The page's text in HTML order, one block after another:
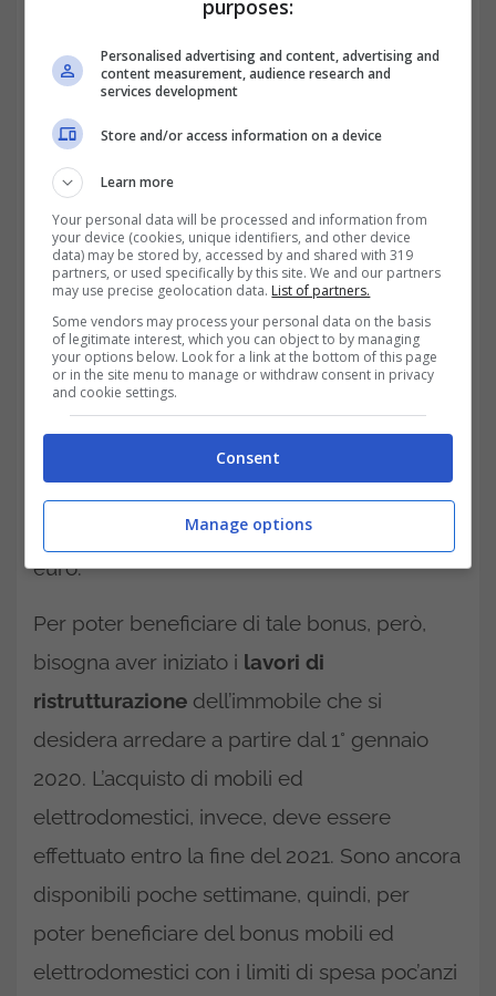
Grazie alla Legge di Bilancio 2021 è
possibile beneficiare, fino al 31 dicembre
2021, delbonus mobili ed
elettrodomestici. Un’agevolazione che
permette quindi a molti di poter risparmiare
un bel po’ di soldi, soprattutto considerando
che, a differenza del 2020, per l’anno in
corso è stata aumentata la spesa massima
detraibile. Quest’ultima, infatti, è passata dal
limite di 10 mila euro del 2020 a 16 mila
euro.
Per poter beneficiare di tale bonus, però,
bisogna aver iniziato i lavori di
ristrutturazione dell’immobile che si
desidera arredare a partire dal 1° gennaio
2020. L’acquisto di mobili ed
elettrodomestici, invece, deve essere
effettuato entro la fine del 2021. Sono ancora
disponibili poche settimane, quindi, per
poter beneficiare del bonus mobili ed
elettrodomestici con i limiti di spesa poc’anzi
purposes:
Personalised advertising and content, advertising and
content measurement, audience research and
services development
Store and/or access information on a device
Learn more
Your personal data will be processed and information from
your device (cookies, unique identifiers, and other device
data) may be stored by, accessed by and shared with 319
partners, or used specifically by this site. We and our partners
may use precise geolocation data. List of partners.
Some vendors may process your personal data on the basis
of legitimate interest, which you can object to by managing
your options below. Look for a link at the bottom of this page
or in the site menu to manage or withdraw consent in privacy
and cookie settings.
Consent
Manage options